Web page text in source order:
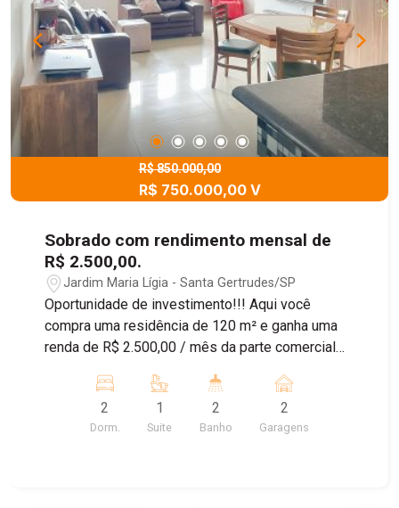
R$ 850.000,00
R$ 750.000,00 V
Sobrado com rendimento mensal de
R$ 2.500,00.
Jardim Maria Lígia - Santa Gertrudes/SP
Oportunidade de investimento!!! Aqui você
compra uma residência de 120 m² e ganha uma
renda de R$ 2.500,00 / mês da parte comercial
privilegiada de esquina. Próxima à padaria,
supermercado e vários comércios. A residência é
um sobrado com excelente vista da cidade,
2
Dorm.
1
Suite
2
Banho
2
Garagens